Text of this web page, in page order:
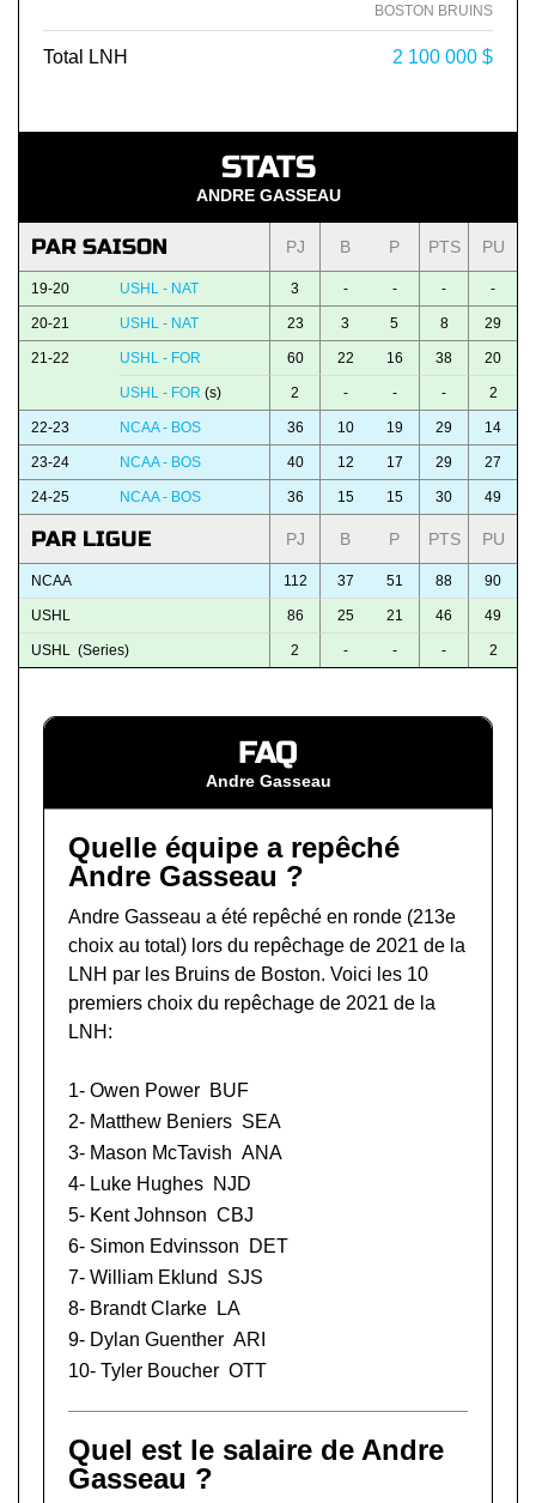
BOSTON BRUINS
Total LNH 2 100 000 $
STATS
ANDRE GASSEAU
PAR SAISON PJ B P PTS PU
19-20 USHL - NAT 3 - - - -
20-21 USHL - NAT 23 3 5 8 29
21-22 USHL - FOR 60 22 16 38 20
USHL - FOR (s) 2 - - - 2
22-23 NCAA - BOS 36 10 19 29 14
23-24 NCAA - BOS 40 12 17 29 27
24-25 NCAA - BOS 36 15 15 30 49
PAR LIGUE PJ B P PTS PU
NCAA 112 37 51 88 90
USHL 86 25 21 46 49
USHL (Series) 2 - - - 2
FAQ
Andre Gasseau
Quelle équipe a repêché
Andre Gasseau ?
Andre Gasseau a été repêché en ronde (213e
choix au total) lors du repêchage de 2021 de la
LNH par les Bruins de Boston. Voici les 10
premiers choix du repêchage de 2021 de la
LNH:
1- Owen Power BUF
2- Matthew Beniers SEA
3- Mason McTavish ANA
4- Luke Hughes NJD
5- Kent Johnson CBJ
6- Simon Edvinsson
DET
7- William Eklund
SJS
8- Brandt Clarke
LA
9- Dylan Guenther ARI
10- Tyler Boucher OTT
Quel est le salaire de Andre
Gasseau ?